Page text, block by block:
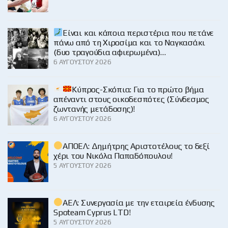
Είναι και κάποια περιστέρια που πετάνε
πάνω από τη Χιροσίμα και το Ναγκασάκι
(δυο τραγούδια αφιερωμένα)…
6 ΑΥΓΟΎΣΤΟΥ 2026
Κύπρος-Σκόπια: Για το πρώτο βήμα
απέναντι στους οικοδεσπότες (Σύνδεσμος
ζωντανής μετάδοσης)!
6 ΑΥΓΟΎΣΤΟΥ 2026
ΑΠΟΕΛ: Δημήτρης Αριστοτέλους το δεξί
χέρι του Νικόλα Παπαδόπουλου!
5 ΑΥΓΟΎΣΤΟΥ 2026
ΑΕΛ: Συνεργασία με την εταιρεία ένδυσης
Spoteam Cyprus LTD!
5 ΑΥΓΟΎΣΤΟΥ 2026